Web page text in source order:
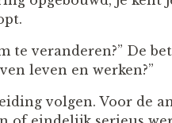
te veranderen?” De
leven en werken?”
volgen. Voor de